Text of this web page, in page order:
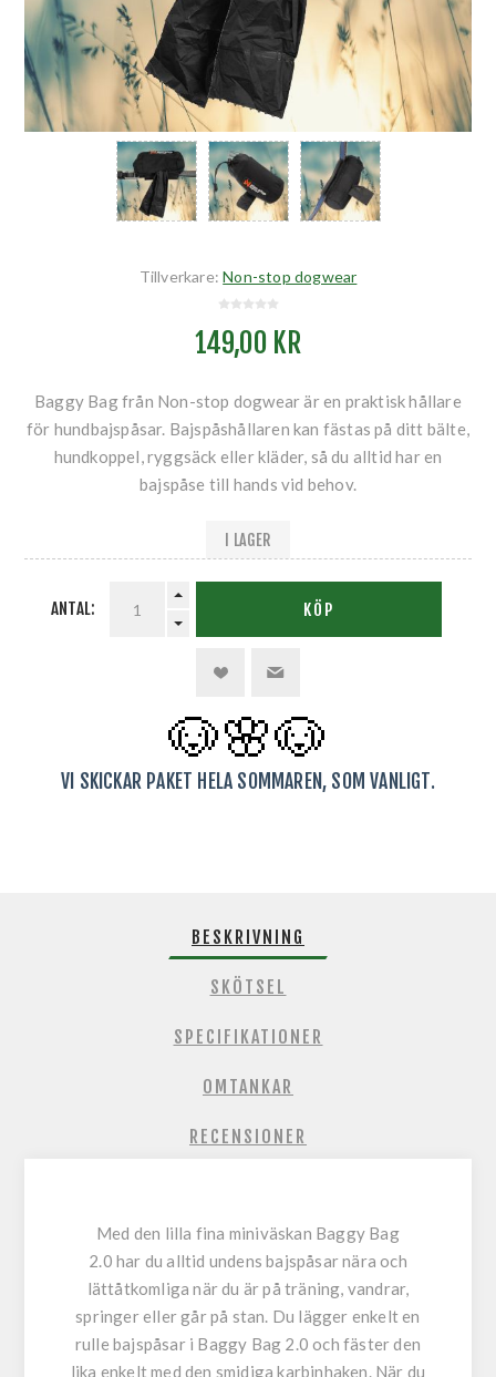
Tillverkare: Non-stop dogwear
149,00 KR
Baggy Bag från Non-stop dogwear är en praktisk hållare
för hundbajspåsar. Bajspåshållaren kan fästas på ditt bälte,
hundkoppel, ryggsäck eller kläder, så du alltid har en
bajspåse till hands vid behov.
I LAGER
ANTAL: KÖP
🐶🌸🐶
VI SKICKAR PAKET HELA SOMMAREN, SOM VANLIGT.
BESKRIVNING
SKÖTSEL
SPECIFIKATIONER
OMTANKAR
RECENSIONER
Med den lilla fina miniväskan Baggy Bag
2.0 har du alltid undens bajspåsar nära och
lättåtkomliga när du är på träning, vandrar,
springer eller går på stan. Du lägger enkelt en
rulle bajspåsar i Baggy Bag 2.0 och fäster den
lika enkelt med den smidiga karbinhaken. När du